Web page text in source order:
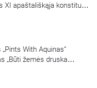
XI apaštališkąja konstitucija
bažnytinę provinciją. Šia
dr. Vaida
Laidą veda
With Aquinas“
„Būti žemės druska
Pasaulinio Apaštalinio